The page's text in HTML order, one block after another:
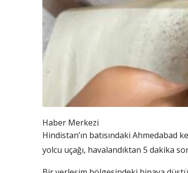
Haber Merkezi
Hindistan’ın batısındaki
yolcu uçağı, havalandıktan 5 dakika